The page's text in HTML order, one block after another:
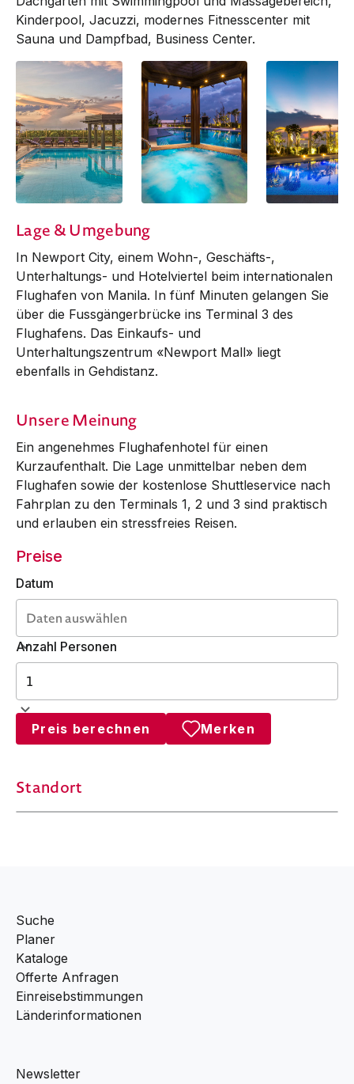
Kinder­pool, Jacuzzi, modernes Fitnesscenter mit
Sauna und Dampfbad, Business Center.
Lage & Umgebung
In Newport City, einem Wohn-, Ge­schäfts-,
Unterhaltungs- und Hotelviertel beim internationalen
Flughafen von Manila. In fünf Minuten gelangen Sie
über die Fuss­gängerbrücke ins Terminal 3 des
Flughafens. Das Ein­kaufs- und
Unter­haltungs­zentrum «New­port Mall» liegt
ebenfalls in Geh­dis­tanz.
Unsere Meinung
Ein angenehmes Flug­hafen­­hotel für einen
Kurzaufenthalt. Die Lage unmittelbar neben dem
Flughafen sowie der kostenlose Shuttle­service nach
Fahrplan zu den Terminals 1, 2 und 3 sind praktisch
und erlauben ein stress­freies Reisen.
Preise
Datum
Anzahl Personen
Preis berechnen Merken
Standort
Suche
Planer
Kataloge
Offerte Anfragen
Einreisebstimmungen
Länderinformationen
Newsletter